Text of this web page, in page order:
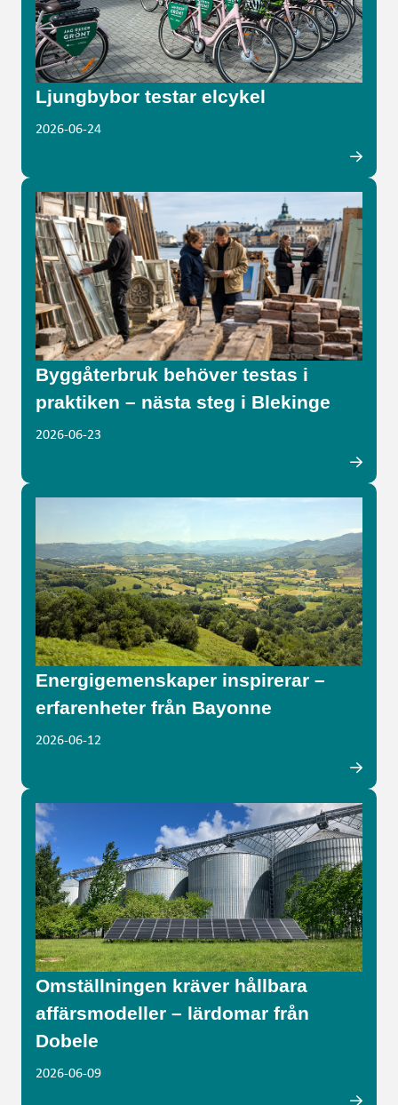
Ljungbybor testar elcykel
2026-06-24
Byggåterbruk behöver testas i
praktiken – nästa steg i Blekinge
2026-06-23
Energigemenskaper inspirerar –
erfarenheter från Bayonne
2026-06-12
Omställningen kräver hållbara
affärsmodeller – lärdomar från
Dobele
2026-06-09